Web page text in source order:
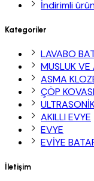
İndirimli
Kategoriler
LAVABO
MUSLUK VE
ASMA
ÇÖP KOVASI
AKILLI EVYE
EVYE
EVİYE
İletişim